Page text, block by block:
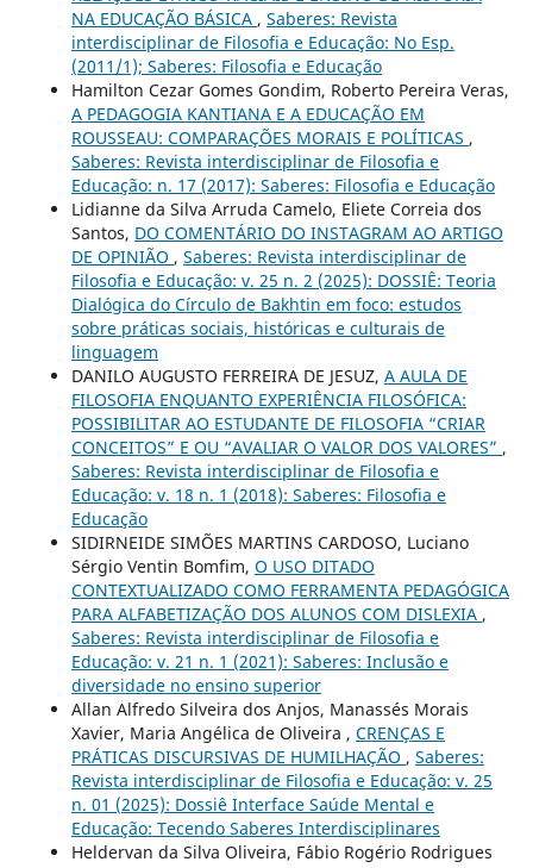
NA EDUCAÇÃO BÁSICA , Saberes: Revista
interdisciplinar de Filosofia e Educação: No Esp.
(2011/1); Saberes: Filosofia e Educação
Hamilton Cezar Gomes Gondim, Roberto Pereira Veras,
A PEDAGOGIA KANTIANA E A EDUCAÇÃO EM
ROUSSEAU: COMPARAÇÕES MORAIS E POLÍTICAS ,
Saberes: Revista interdisciplinar de Filosofia e
Educação: n. 17 (2017): Saberes: Filosofia e Educação
Lidianne da Silva Arruda Camelo, Eliete Correia dos
Santos, DO COMENTÁRIO DO INSTAGRAM AO ARTIGO
DE OPINIÃO , Saberes: Revista interdisciplinar de
Filosofia e Educação: v. 25 n. 2 (2025): DOSSIÊ: Teoria
Dialógica do Círculo de Bakhtin em foco: estudos
sobre práticas sociais, históricas e culturais de
linguagem
DANILO AUGUSTO FERREIRA DE JESUZ, A AULA DE
FILOSOFIA ENQUANTO EXPERIÊNCIA FILOSÓFICA:
POSSIBILITAR AO ESTUDANTE DE FILOSOFIA “CRIAR
CONCEITOS” E OU “AVALIAR O VALOR DOS VALORES” ,
Saberes: Revista interdisciplinar de Filosofia e
Educação: v. 18 n. 1 (2018): Saberes: Filosofia e
Educação
SIDIRNEIDE SIMÕES MARTINS CARDOSO, Luciano
Sérgio Ventin Bomfim, O USO DITADO
CONTEXTUALIZADO COMO FERRAMENTA PEDAGÓGICA
PARA ALFABETIZAÇÃO DOS ALUNOS COM DISLEXIA ,
Saberes: Revista interdisciplinar de Filosofia e
Educação: v. 21 n. 1 (2021): Saberes: Inclusão e
diversidade no ensino superior
Allan Alfredo Silveira dos Anjos, Manassés Morais
Xavier, Maria Angélica de Oliveira , CRENÇAS E
PRÁTICAS DISCURSIVAS DE HUMILHAÇÃO , Saberes:
Revista interdisciplinar de Filosofia e Educação: v. 25
n. 01 (2025): Dossiê Interface Saúde Mental e
Educação: Tecendo Saberes Interdisciplinares
Heldervan da Silva Oliveira, Fábio Rogério Rodrigues